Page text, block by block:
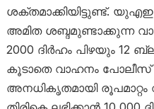
ശക്തമാക്കിയിട്ടുണ്ട്.
അമിത ശബ്ദമുണ്ടാക്കുന്ന
2000 ദിർഹം പിഴയും 12
കൂടാതെ വാഹനം പോലീസ്
അനധികൃതമായി